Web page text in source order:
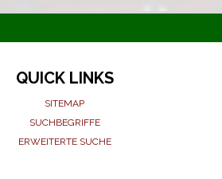
QUICK LINKS
SITEMAP
SUCHBEGRIFFE
ERWEITERTE SUCHE